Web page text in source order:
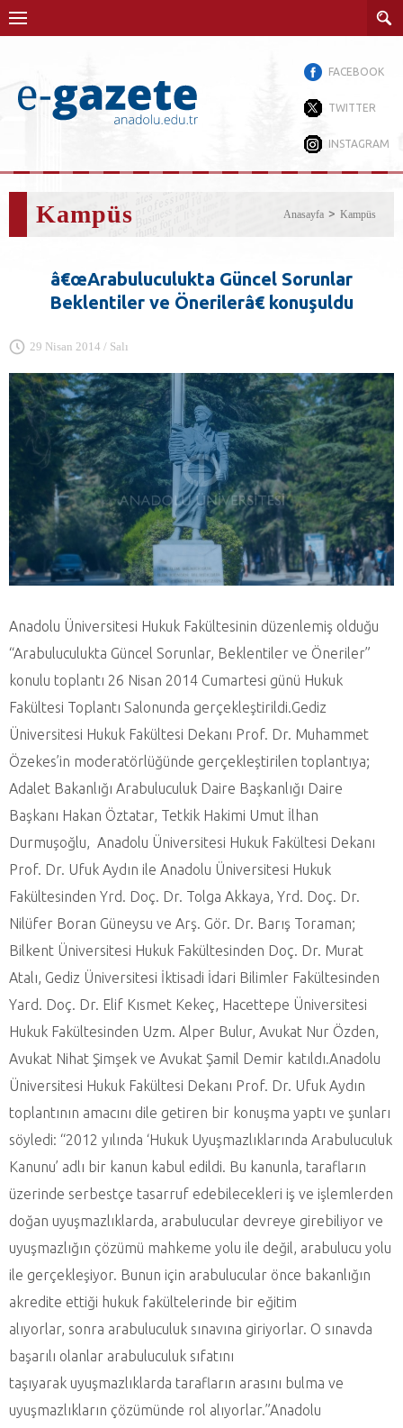
FACEBOOK
TWITTER
INSTAGRAM
Kampüs Anasayfa Kampüs
â€œArabuluculukta Güncel Sorunlar
Beklentiler ve Önerilerâ€ konuşuldu
29 Nisan 2014 / Salı
Anadolu Üniversitesi Hukuk Fakültesinin düzenlemiş olduğu
“Arabuluculukta Güncel Sorunlar, Beklentiler ve Öneriler”
konulu toplantı 26 Nisan 2014 Cumartesi günü Hukuk
Fakültesi Toplantı Salonunda gerçekleştirildi.Gediz
Üniversitesi Hukuk Fakültesi Dekanı Prof. Dr. Muhammet
Özekes’in moderatörlüğünde gerçekleştirilen toplantıya;
Adalet Bakanlığı Arabuluculuk Daire Başkanlığı Daire
Başkanı Hakan Öztatar, Tetkik Hakimi Umut İlhan
Durmuşoğlu, Anadolu Üniversitesi Hukuk Fakültesi Dekanı
Prof. Dr. Ufuk Aydın ile Anadolu Üniversitesi Hukuk
Fakültesinden Yrd. Doç. Dr. Tolga Akkaya, Yrd. Doç. Dr.
Nilüfer Boran Güneysu ve Arş. Gör. Dr. Barış Toraman;
Bilkent Üniversitesi Hukuk Fakültesinden Doç. Dr. Murat
Atalı, Gediz Üniversitesi İktisadi İdari Bilimler Fakültesinden
Yard. Doç. Dr. Elif Kısmet Kekeç, Hacettepe Üniversitesi
Hukuk Fakültesinden Uzm. Alper Bulur, Avukat Nur Özden,
Avukat Nihat Şimşek ve Avukat Şamil Demir katıldı.Anadolu
Üniversitesi Hukuk Fakültesi Dekanı Prof. Dr. Ufuk Aydın
toplantının amacını dile getiren bir konuşma yaptı ve şunları
söyledi: “2012 yılında ‘Hukuk Uyuşmazlıklarında Arabuluculuk
Kanunu’ adlı bir kanun kabul edildi. Bu kanunla, tarafların
üzerinde serbestçe tasarruf edebilecekleri iş ve işlemlerden
doğan uyuşmazlıklarda, arabulucular devreye girebiliyor ve
uyuşmazlığın çözümü mahkeme yolu ile değil, arabulucu yolu
ile gerçekleşiyor. Bunun için arabulucular önce bakanlığın
akredite ettiği hukuk fakültelerinde bir eğitim
alıyorlar, sonra arabuluculuk sınavına giriyorlar. O sınavda
başarılı olanlar arabuluculuk sıfatını
taşıyarak uyuşmazlıklarda tarafların arasını bulma ve
uyuşmazlıkların çözümünde rol alıyorlar.”Anadolu